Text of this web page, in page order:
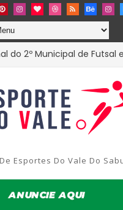
Municipal de Futsal em
Esportes Do Vale Do